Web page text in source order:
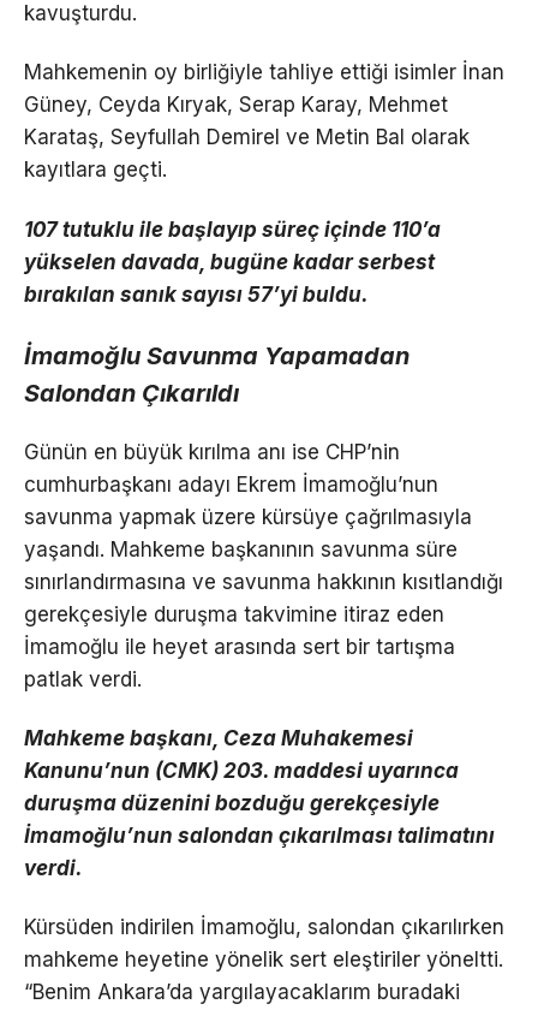
kavuşturdu.
Mahkemenin oy birliğiyle tahliye ettiği isimler İnan
Güney, Ceyda Kıryak, Serap Karay, Mehmet
Karataş, Seyfullah Demirel ve Metin Bal olarak
kayıtlara geçti.
107 tutuklu ile başlayıp süreç içinde 110’a
yükselen davada, bugüne kadar serbest
bırakılan sanık sayısı 57’yi buldu.
İmamoğlu Savunma Yapamadan
Salondan Çıkarıldı
Günün en büyük kırılma anı ise CHP’nin
cumhurbaşkanı adayı Ekrem İmamoğlu’nun
savunma yapmak üzere kürsüye çağrılmasıyla
yaşandı. Mahkeme başkanının savunma süre
sınırlandırmasına ve savunma hakkının kısıtlandığı
gerekçesiyle duruşma takvimine itiraz eden
İmamoğlu ile heyet arasında sert bir tartışma
patlak verdi.
Mahkeme başkanı, Ceza Muhakemesi
Kanunu’nun (CMK) 203. maddesi uyarınca
duruşma düzenini bozduğu gerekçesiyle
İmamoğlu’nun salondan çıkarılması talimatını
verdi.
Kürsüden indirilen İmamoğlu, salondan çıkarılırken
mahkeme heyetine yönelik sert eleştiriler yöneltti.
“Benim Ankara’da yargılayacaklarım buradaki